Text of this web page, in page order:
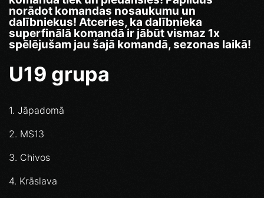
norādot komandas nosaukumu un
dalībniekus! Atceries, ka dalībnieka
superfinālā komandā ir jābūt vismaz 1x
spēlējušam jau šajā komandā, sezonas laikā!
U19 grupa
1. Jāpadomā
2. MS13
3. Chivos
4. Krāslava